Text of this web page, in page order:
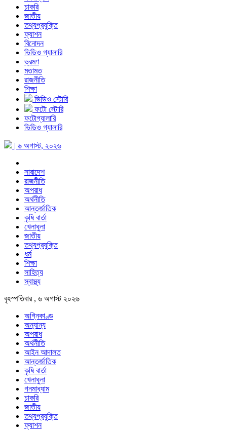
চাকরি
জাতীয়
তথ্যপ্রযুক্তি
ফ্যাশন
বিনোদন
ভিডিও গ্যালারি
ভ্রমণ
মতামত
রাজনীতি
শিক্ষা
ভিডিও স্টোরি
ফটো স্টোরি
ফটোগ্যালারি
ভিডিও গ্যালারি
| ৬ অগাস্ট, ২০২৬
সারাদেশ
রাজনীতি
অপরাধ
অর্থনীতি
আন্তর্জাতিক
কৃষি বার্তা
খেলাধুলা
জাতীয়
তথ্যপ্রযুক্তি
ধর্ম
শিক্ষা
সাহিত্য
স্বাস্থ্য
বৃহস্পতিবার , ৬ অগাস্ট ২০২৬
অগ্নিকাণ্ড
অন্যান্য
অপরাধ
অর্থনীতি
আইন আদালত
আন্তর্জাতিক
কৃষি বার্তা
খেলাধুলা
গনমাধ্যাম
চাকরি
জাতীয়
তথ্যপ্রযুক্তি
ফ্যাশন